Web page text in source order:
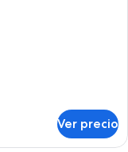
Ver precio